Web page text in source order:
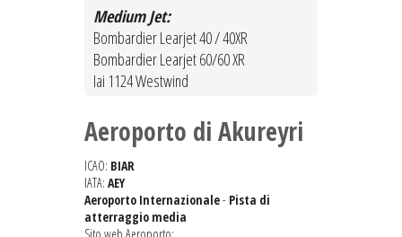
Medium Jet:
Bombardier Learjet 40 / 40XR
Bombardier Learjet 60/60 XR
Iai 1124 Westwind
Aeroporto di Akureyri
ICAO: BIAR
IATA: AEY
Aeroporto Internazionale- Pista di
atterraggio media